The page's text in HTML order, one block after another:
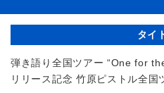
タイ
弾き語り全国ツアー “One for
リリース記念 竹原ピストル全国